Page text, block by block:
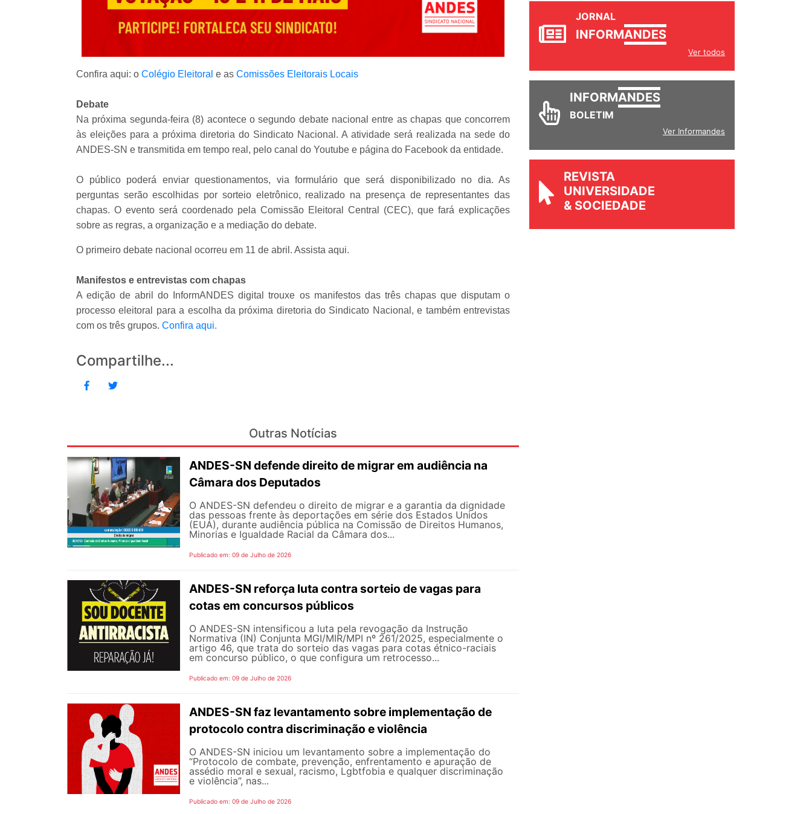
Confira aqui: o Colégio Eleitoral e as Comissões Eleitorais Locais
Debate
Na próxima segunda-feira (8) acontece o segundo debate nacional entre as chapas que concorrem
às eleições para a próxima diretoria do Sindicato Nacional. A atividade será realizada na sede do
ANDES-SN e transmitida em tempo real, pelo canal do Youtube e página do Facebook da entidade.
O público poderá enviar questionamentos, via formulário que será disponibilizado no dia. As
perguntas serão escolhidas por sorteio eletrônico, realizado na presença de representantes das
chapas. O evento será coordenado pela Comissão Eleitoral Central (CEC), que fará explicações
sobre as regras, a organização e a mediação do debate.
O primeiro debate nacional ocorreu em 11 de abril. Assista aqui.
Manifestos e entrevistas com chapas
A edição de abril do InformANDES digital trouxe os manifestos das três chapas que disputam o
processo eleitoral para a escolha da próxima diretoria do Sindicato Nacional, e também entrevistas
com os três grupos. Confira aqui.
Compartilhe...
Outras Notícias
ANDES-SN defende direito de migrar em audiência na
Câmara dos Deputados
O ANDES-SN defendeu o direito de migrar e a garantia da dignidade
das pessoas frente às deportações em série dos Estados Unidos
(EUA), durante audiência pública na Comissão de Direitos Humanos,
Minorias e Igualdade Racial da Câmara dos...
Publicado em: 09 de Julho de 2026
ANDES-SN reforça luta contra sorteio de vagas para
cotas em concursos públicos
O ANDES-SN intensificou a luta pela revogação da Instrução
Normativa (IN) Conjunta MGI/MIR/MPI nº 261/2025, especialmente o
artigo 46, que trata do sorteio das vagas para cotas étnico-raciais
em concurso público, o que configura um retrocesso...
Publicado em: 09 de Julho de 2026
ANDES-SN faz levantamento sobre implementação de
protocolo contra discriminação e violência
O ANDES-SN iniciou um levantamento sobre a implementação do
“Protocolo de combate, prevenção, enfrentamento e apuração de
assédio moral e sexual, racismo, Lgbtfobia e qualquer discriminação
e violência”, nas...
Publicado em: 09 de Julho de 2026
JORNAL
INFORMANDES
Ver todos
INFORMANDES
BOLETIM
Ver Informandes
REVISTA
UNIVERSIDADE
& SOCIEDADE